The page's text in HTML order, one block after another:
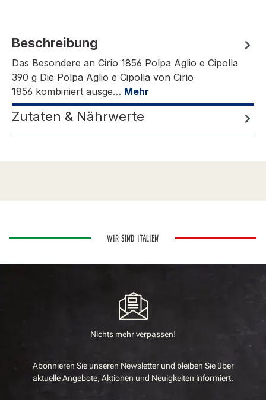
Beschreibung
Das Besondere an Cirio 1856 Polpa Aglio e Cipolla
390 g Die Polpa Aglio e Cipolla von Cirio
1856 kombiniert ausge… Mehr
Zutaten & Nährwerte
WIR SIND ITALIEN
Nichts mehr verpassen!
Abonnieren Sie unseren Newsletter und bleiben Sie über
aktuelle Angebote, Aktionen und Neuigkeiten informiert.